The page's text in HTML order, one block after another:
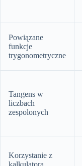
Powiązane
funkcje
trygonometryczne
Tangens w
liczbach
zespolonych
Korzystanie z
kalkulatora